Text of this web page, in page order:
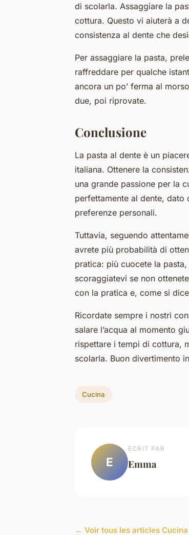
di scolarla. Assaggiare la
cottura. Questo vi aiuterà a
consistenza al dente che
Per assaggiare la pasta,
raffreddare per qualche
ancora un po’ ferma al
due, poi riprovate.
Conclusione
La pasta al dente è un
italiana. Ottenere la
una grande passione per la
perfettamente al dente,
preferenze personali.
Tuttavia, seguendo
avrete più probabilità di
pratica: più cuocete la
scoraggiatevi se non
con la pratica e, come si
Ricordate sempre i nostri
salare l’acqua al momento
rispettare i tempi di cottura,
scolarla. Buon divertimento
Cucina
E
ECRIT PAR
Emma
← Voir tous les articles Cucina